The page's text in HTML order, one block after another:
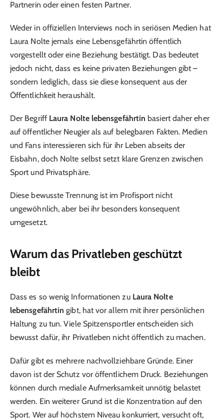
Partnerin oder einen festen Partner.
Weder in offiziellen Interviews noch in seriösen Medien hat
Laura Nolte jemals eine Lebensgefährtin öffentlich
vorgestellt oder eine Beziehung bestätigt. Das bedeutet
jedoch nicht, dass es keine privaten Beziehungen gibt –
sondern lediglich, dass sie diese konsequent aus der
Öffentlichkeit heraushält.
Der Begriff Laura Nolte lebensgefährtin basiert daher eher
auf öffentlicher Neugier als auf belegbaren Fakten. Medien
und Fans interessieren sich für ihr Leben abseits der
Eisbahn, doch Nolte selbst setzt klare Grenzen zwischen
Sport und Privatsphäre.
Diese bewusste Trennung ist im Profisport nicht
ungewöhnlich, aber bei ihr besonders konsequent
umgesetzt.
Warum das Privatleben geschützt
bleibt
Dass es so wenig Informationen zu Laura Nolte
lebensgefährtin gibt, hat vor allem mit ihrer persönlichen
Haltung zu tun. Viele Spitzensportler entscheiden sich
bewusst dafür, ihr Privatleben nicht öffentlich zu machen.
Dafür gibt es mehrere nachvollziehbare Gründe. Einer
davon ist der Schutz vor öffentlichem Druck. Beziehungen
können durch mediale Aufmerksamkeit unnötig belastet
werden. Ein weiterer Grund ist die Konzentration auf den
Sport. Wer auf höchstem Niveau konkurriert, versucht oft,